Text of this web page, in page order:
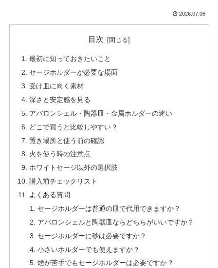
2026.07.06
目次
最初に知っておきたいこと
セージホルダーが必要な場面
受け皿に向く素材
深さと安定感を見る
アバロンシェル・陶器皿・金属ホルダーの違い
どこで買うと比較しやすい？
置き場所と使う前の確認
火を使う時の注意点
ホワイトセージ以外の選択肢
購入前チェックリスト
よくある質問
セージホルダーは普通の皿で代用できますか？
アバロンシェルと陶器皿ならどちらがいいですか？
セージホルダーに砂は必要ですか？
小さいホルダーでも使えますか？
煙が苦手でもセージホルダーは必要ですか？